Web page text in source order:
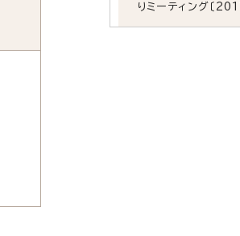
りミーティング〔